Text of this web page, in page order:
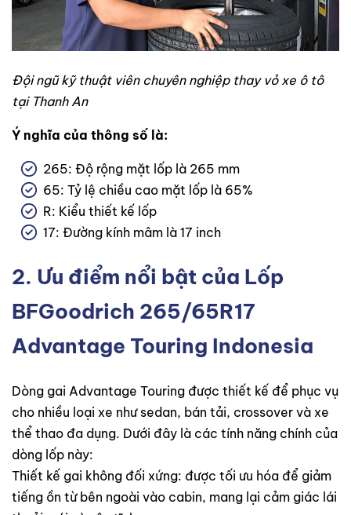
Đội ngũ kỹ thuật viên chuyên nghiệp thay vỏ xe ô tô
tại Thanh An
Ý nghĩa của thông số là:
265: Độ rộng mặt lốp là 265 mm
65: Tỷ lệ chiều cao mặt lốp là 65%
R: Kiểu thiết kế lốp
17: Đường kính mâm là 17 inch
2. Ưu điểm nổi bật của Lốp
BFGoodrich 265/65R17
Advantage Touring Indonesia
Dòng gai Advantage Touring được thiết kế để phục vụ
cho nhiều loại xe như sedan, bán tải, crossover và xe
thể thao đa dụng. Dưới đây là các tính năng chính của
dòng lốp này:
Thiết kế gai không đối xứng: được tối ưu hóa để giảm
tiếng ồn từ bên ngoài vào cabin, mang lại cảm giác lái